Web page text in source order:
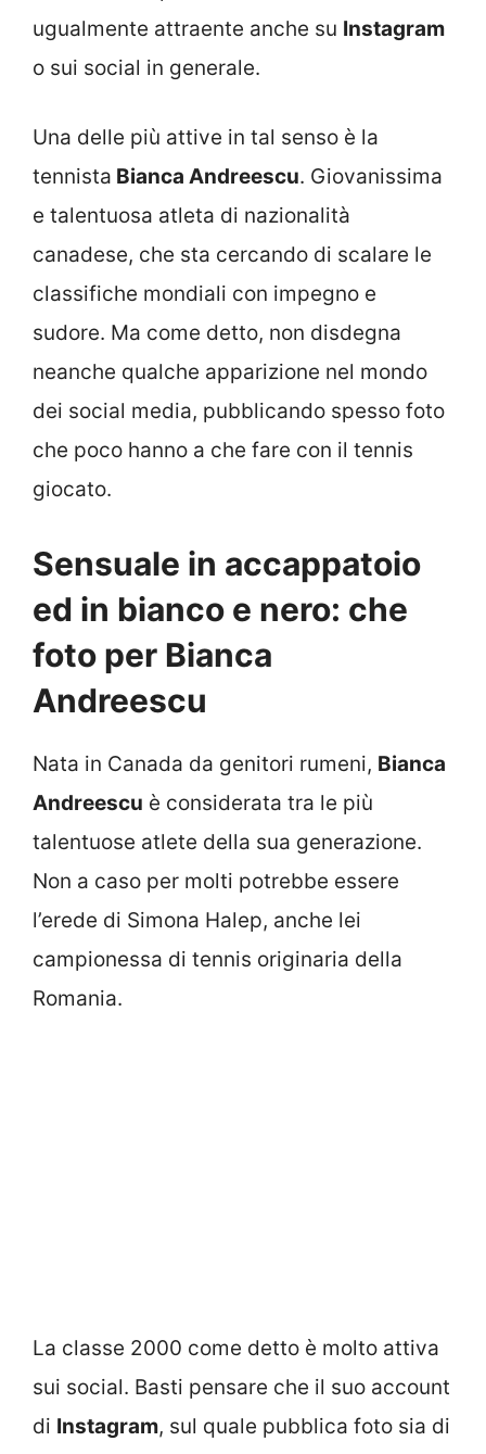
ugualmente attraente anche su Instagram
o sui social in generale.
Una delle più attive in tal senso è la
tennista Bianca Andreescu. Giovanissima
e talentuosa atleta di nazionalità
canadese, che sta cercando di scalare le
classifiche mondiali con impegno e
sudore. Ma come detto, non disdegna
neanche qualche apparizione nel mondo
dei social media, pubblicando spesso foto
che poco hanno a che fare con il tennis
giocato.
Sensuale in accappatoio
ed in bianco e nero: che
foto per Bianca
Andreescu
Nata in Canada da genitori rumeni, Bianca
Andreescu è considerata tra le più
talentuose atlete della sua generazione.
Non a caso per molti potrebbe essere
l’erede di Simona Halep, anche lei
campionessa di tennis originaria della
Romania.
La classe 2000 come detto è molto attiva
sui social. Basti pensare che il suo account
di Instagram, sul quale pubblica foto sia di